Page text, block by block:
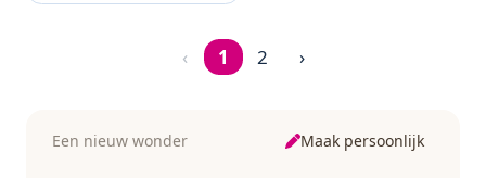
Pagina 1 van 2
‹ 1 2 ›
Een nieuw wonder Maak persoonlijk